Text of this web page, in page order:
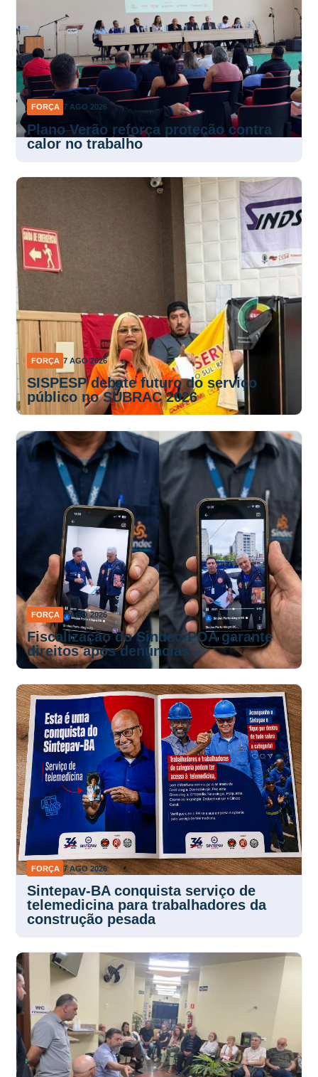
FORÇA 7 AGO 2026
Plano Verão reforça proteção contra
calor no trabalho
FORÇA 7 AGO 2026
SISPESP debate futuro do serviço
público no SUBRAC 2026
FORÇA 7 AGO 2026
Fiscalização do Sindec-POA garante
direitos após denúncias
FORÇA 7 AGO 2026
Sintepav-BA conquista serviço de
telemedicina para trabalhadores da
construção pesada